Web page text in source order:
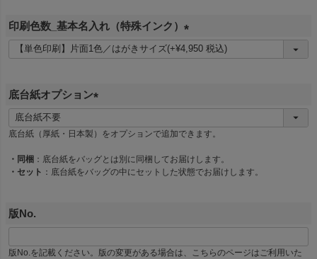
印刷色数_基本名入れ（特殊インク）
(
必
底台紙オプション
必
)
底台紙（厚紙・日本製）をオプションで追加できます。
・同梱 ：底台紙をバッグとは別に同梱してお届けします。
・セット ：底台紙をバッグの中にセットした状態でお届けします。
版No.
版No.を記載ください。版の変更がある場合は、こちらのページはご利用いた